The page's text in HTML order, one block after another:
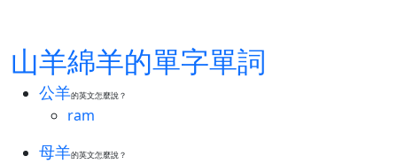
山羊綿羊的單字單詞
公羊的英文怎麼說？
ram
母羊的英文怎麼說？